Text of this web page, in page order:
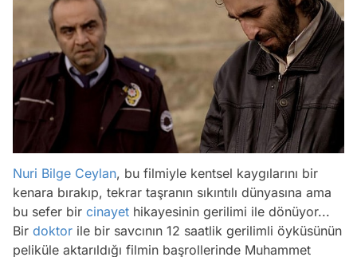
Nuri Bilge Ceylan, bu filmiyle kentsel kaygılarını bir
kenara bırakıp, tekrar taşranın sıkıntılı dünyasına ama
bu sefer bir cinayet hikayesinin gerilimi ile dönüyor...
Bir doktor ile bir savcının 12 saatlik gerilimli öyküsünün
peliküle aktarıldığı filmin başrollerinde Muhammet